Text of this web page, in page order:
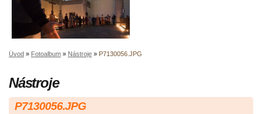
Úvod » Fotoalbum » Nástroje » P7130056.JPG
Nástroje
P7130056.JPG